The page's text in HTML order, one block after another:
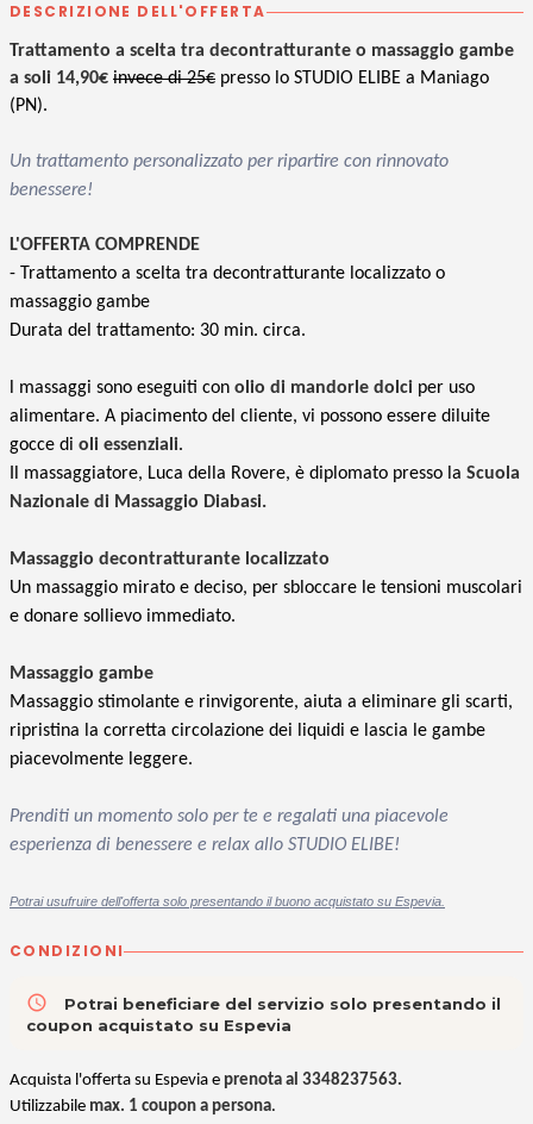
DESCRIZIONE DELL'OFFERTA
Trattamento a scelta tra decontratturante o massaggio gambe
a soli 14,90€ invece di 25€ presso lo STUDIO ELIBE a Maniago
(PN).
Un trattamento personalizzato per ripartire con rinnovato
benessere!
L'OFFERTA COMPRENDE
- Trattamento a scelta tra decontratturante localizzato o
massaggio gambe
Durata del trattamento: 30 min. circa.
l massaggi sono eseguiti con olio di mandorle dolci per uso
alimentare. A piacimento del cliente, vi possono essere diluite
gocce di oli essenziali.
Il massaggiatore, Luca della Rovere, è diplomato presso la Scuola
Nazionale di Massaggio Diabasi.
Massaggio decontratturante localizzato
Un massaggio mirato e deciso, per sbloccare le tensioni muscolari
e donare sollievo immediato.
Massaggio gambe
Massaggio stimolante e rinvigorente, aiuta a eliminare gli scarti,
ripristina la corretta circolazione dei liquidi e lascia le gambe
piacevolmente leggere.
Prenditi un momento solo per te e regalati una piacevole
esperienza di benessere e relax allo STUDIO ELIBE!
Potrai usufruire dell'offerta solo presentando il buono acquistato su Espevia.
CONDIZIONI
access_time
Potrai beneficiare del servizio solo presentando il
coupon acquistato su Espevia
Acquista l'offerta su Espevia e prenota al 3348237563.
Utilizzabile max. 1 coupon a persona.